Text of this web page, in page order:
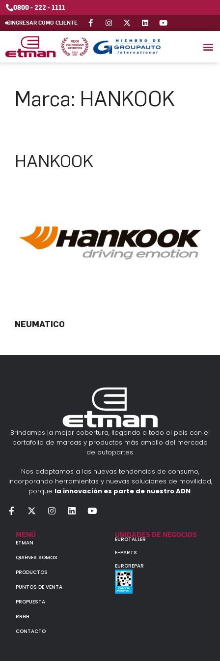
0800 - 222 - 1111
INGRESAR COMO CLIENTE
Marca: HANKOOK
HANKOOK
NEUMATICO
Brindamos la mejor cobertura, llegando a todo el país con el
portafolio de marcas y productos más amplio del mercado
de autopartes.
Nos adaptamos a las nuevas tendencias de consumo,
incorporando herramientas y nuevas soluciones de movilidad,
porque la innovación es parte de nuestro ADN.
MENÚ
ETMAN
QUIÉNES SOMOS
PRODUCTOS
PUNTOS DE VENTA
PROPUESTA
RRHH
CONTACTO
UNIDADES DE NEGOCIOS
EUROTALLER
E-PARTS
EUROREPAR